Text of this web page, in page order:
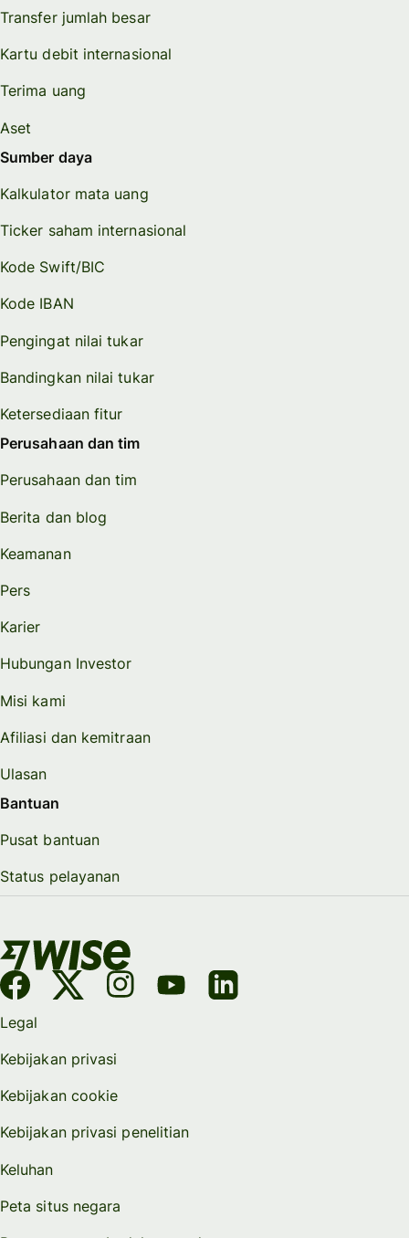
Transfer jumlah besar
Kartu debit internasional
Terima uang
Aset
Sumber daya
Kalkulator mata uang
Ticker saham internasional
Kode Swift/BIC
Kode IBAN
Pengingat nilai tukar
Bandingkan nilai tukar
Ketersediaan fitur
Perusahaan dan tim
Perusahaan dan tim
Berita dan blog
Keamanan
Pers
Karier
Hubungan Investor
Misi kami
Afiliasi dan kemitraan
Ulasan
Bantuan
Pusat bantuan
Status pelayanan
Legal
Kebijakan privasi
Kebijakan cookie
Kebijakan privasi penelitian
Keluhan
Peta situs negara